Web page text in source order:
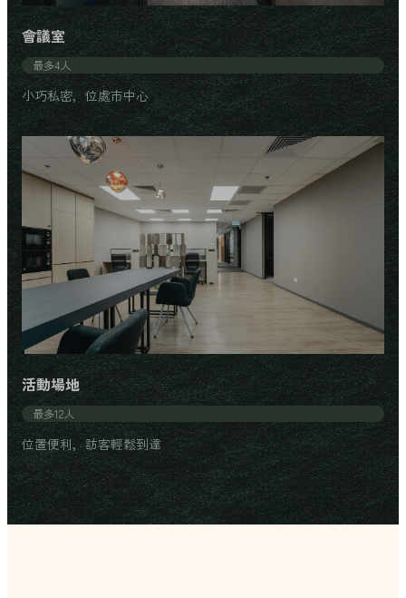
會議室
最多4人
小巧私密，位處市中心
活動場地
最多12人
位置便利，訪客輕鬆到達